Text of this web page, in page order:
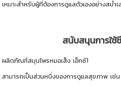
เหมาะสำหรับผู้ที่ต้องการดูแลตัวเองอย่างสม่ำ
สนับสนุนการใ
ผลิตภัณฑ์สมุนไพรหมอเส็ง เอ็กซ์1
สามารถเป็นส่วนหนึ่งของการดูแลสุขภาพ เช่น